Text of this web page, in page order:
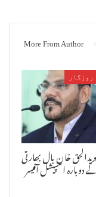
تمام مہمانان کا پر
(معلمین) نے انجام
انچارج جنید فاروقی
میں مدثر شیخ ،
آفریں، عبدالرحمن
متقی پٹیل اور
ماسٹر مخلص مدعو کے
More From Author
روزگار
خان بال بھارتی
دوبارہ اسپیشل آفیسر